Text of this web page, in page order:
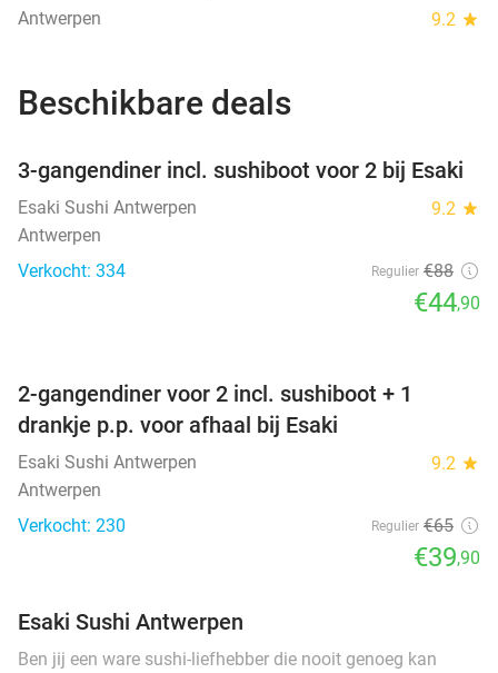
Antwerpen 9.2 star
Beschikbare deals
3-gangendiner incl. sushiboot voor 2 bij Esaki
Esaki Sushi Antwerpen 9.2 star
Antwerpen
Verkocht: 334
Regulier €88
€44,90
2-gangendiner voor 2 incl. sushiboot + 1
drankje p.p. voor afhaal bij Esaki
Esaki Sushi Antwerpen 9.2 star
Antwerpen
Verkocht: 230
Regulier €65
€39,90
Esaki Sushi Antwerpen
Ben jij een ware sushi-liefhebber die nooit genoeg kan